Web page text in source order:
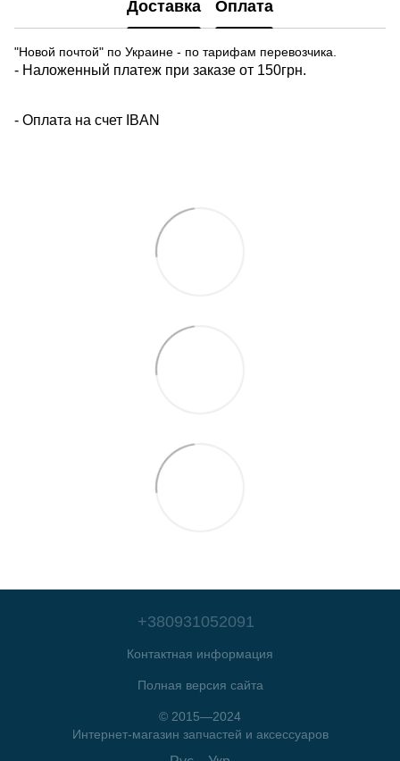
Доставка Оплата
"Новой почтой" по Украине - по тарифам перевозчика.
- Наложенный платеж при заказе от 150грн.
- Оплата на счет IBAN
+380931052091
Контактная информация
Полная версия сайта
© 2015—2024
Интернет-магазин запчастей и аксессуаров